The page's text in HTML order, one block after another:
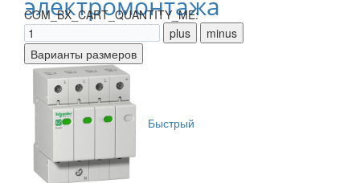
COM_BX_CART_QUANTITY_ME:
Быстрый